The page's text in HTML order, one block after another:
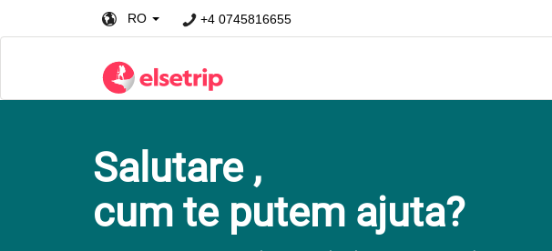
RO +4 0745816655
Salutare ,
cum te putem ajuta?